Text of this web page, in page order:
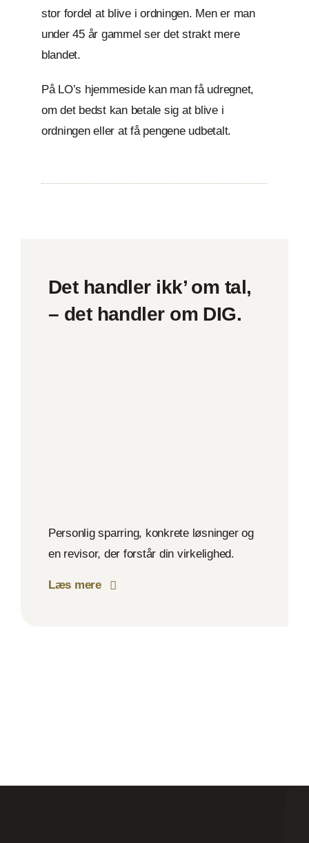
stor fordel at blive i ordningen. Men er man
under 45 år gammel ser det strakt mere
blandet.
På LO’s hjemmeside kan man få udregnet,
om det bedst kan betale sig at blive i
ordningen eller at få pengene udbetalt.
Det handler ikk’ om tal,
– det handler om DIG.
Personlig sparring, konkrete løsninger og
en revisor, der forstår din virkelighed.
Læs mere